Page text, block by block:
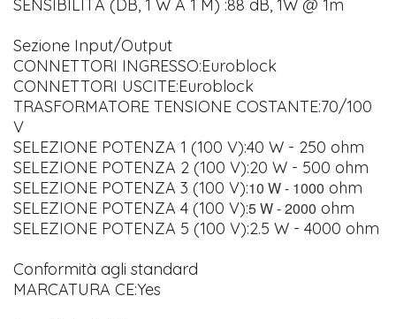
SENSIBILITÀ (DB, 1 W A 1 M) :88 dB, 1W @ 1m
Sezione Input/Output
CONNETTORI INGRESSO:Euroblock
CONNETTORI USCITE:Euroblock
TRASFORMATORE TENSIONE COSTANTE:70/100
V
SELEZIONE POTENZA 1 (100 V):40 W - 250 ohm
SELEZIONE POTENZA 2 (100 V):20 W - 500 ohm
SELEZIONE POTENZA 3 (100 V):10 W - 1000 ohm
SELEZIONE POTENZA 4 (100 V):5 W - 2000 ohm
SELEZIONE POTENZA 5 (100 V):2.5 W - 4000 ohm
Conformità agli standard
MARCATURA CE:Yes